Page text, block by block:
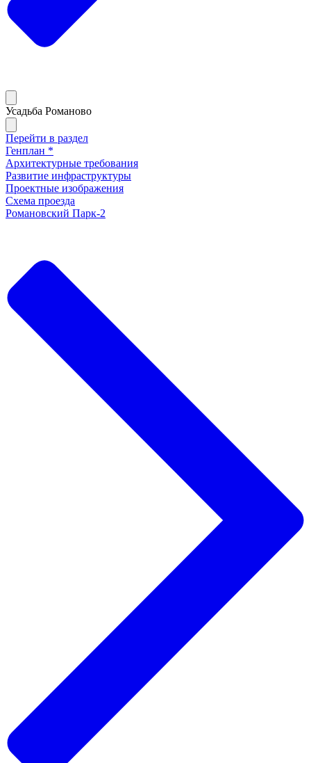
Усадьба Романово
Перейти в раздел
Генплан *
Архитектурные требования
Развитие инфраструктуры
Проектные изображения
Схема проезда
Романовский Парк-2